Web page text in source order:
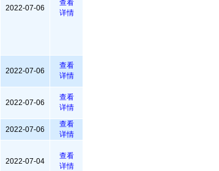
2022-07-06
查看
详情
2022-07-06
查看
详情
2022-07-06
查看
详情
2022-07-06
查看
详情
2022-07-04
查看
详情